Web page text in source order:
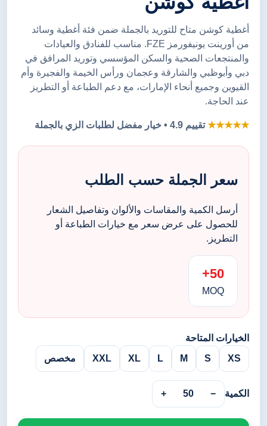
أغطية كوشن متاح للتوريد بالجملة ضمن فئة أغطية وسائد
من أورينت يونيفورمز FZE. مناسب للفنادق والعيادات
والمنتجعات الصحية والسكن المؤسسي وتوريد المرافق في
دبي وأبوظبي والشارقة وعجمان ورأس الخيمة والفجيرة وأم
القيوين وجميع أنحاء الإمارات، مع دعم الطباعة أو التطريز
عند الحاجة.
★★★★★تقييم 4.9 • خيار مفضل لطلبات الزي بالجملة
سعر الجملة حسب الطلب
أرسل الكمية والمقاسات والألوان وتفاصيل الشعار
للحصول على عرض سعر مع خيارات الطباعة أو
التطريز.
50+
MOQ
الخيارات المتاحة
XS
S
M
L
XL
XXL مخصص
الكمية −
50
+